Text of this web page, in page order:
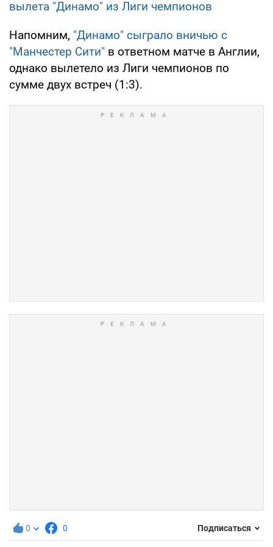
вылета "Динамо" из Лиги чемпионов
Напомним, "Динамо" сыграло вничью с
"Манчестер Сити" в ответном матче в Англии,
однако вылетело из Лиги чемпионов по
сумме двух встреч (1:3).
0 0 Подписаться